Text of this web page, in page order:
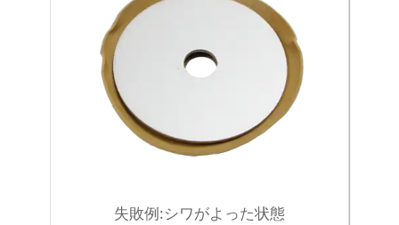
失敗例:シワがよった状態